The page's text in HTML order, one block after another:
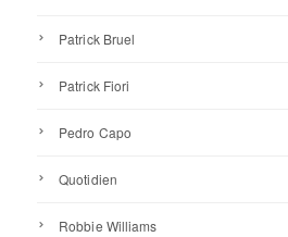
Patrick Bruel
Patrick Fiori
Pedro Capo
Quotidien
Robbie Williams